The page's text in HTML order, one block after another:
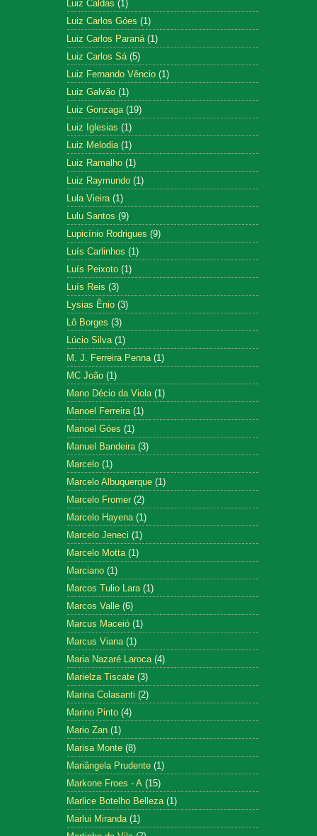
Luiz Caldas (1)
Luiz Carlos Góes (1)
Luiz Carlos Paraná (1)
Luiz Carlos Sá (5)
Luiz Fernando Vêncio (1)
Luiz Galvão (1)
Luiz Gonzaga (19)
Luiz Iglesias (1)
Luiz Melodia (1)
Luiz Ramalho (1)
Luiz Raymundo (1)
Lula Vieira (1)
Lulu Santos (9)
Lupicínio Rodrigues (9)
Luís Carlinhos (1)
Luís Peixoto (1)
Luís Reis (3)
Lysias Ênio (3)
Lô Borges (3)
Lúcio Silva (1)
M. J. Ferreira Penna (1)
MC João (1)
Mano Décio da Viola (1)
Manoel Ferreira (1)
Manoel Góes (1)
Manuel Bandeira (3)
Marcelo (1)
Marcelo Albuquerque (1)
Marcelo Fromer (2)
Marcelo Hayena (1)
Marcelo Jeneci (1)
Marcelo Motta (1)
Marciano (1)
Marcos Tulio Lara (1)
Marcos Valle (6)
Marcus Maceió (1)
Marcus Viana (1)
Maria Nazaré Laroca (4)
Marielza Tiscate (3)
Marina Colasanti (2)
Marino Pinto (4)
Mario Zan (1)
Marisa Monte (8)
Mariângela Prudente (1)
Markone Froes - A (15)
Marlice Botelho Belleza (1)
Marlui Miranda (1)